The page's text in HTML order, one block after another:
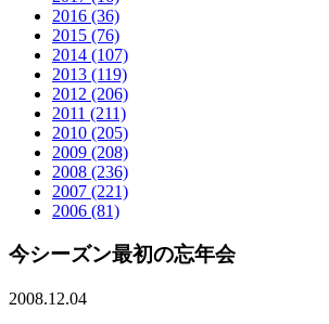
2016 (36)
2015 (76)
2014 (107)
2013 (119)
2012 (206)
2011 (211)
2010 (205)
2009 (208)
2008 (236)
2007 (221)
2006 (81)
今シーズン最初の忘年会
2008.12.04